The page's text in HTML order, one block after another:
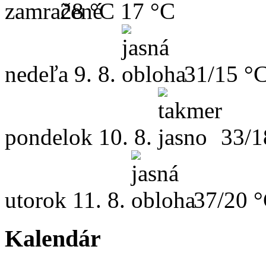
28 °C 17 °C
nedeľa 9. 8. 31/15
pondelok 10. 8. 33/
utorok 11. 8. 37/20
Kalendár